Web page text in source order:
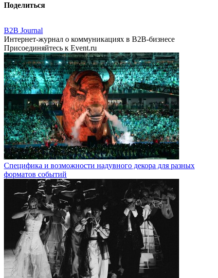
Поделиться
B2B Journal
Интернет-журнал о коммуникациях в B2B-бизнесе
Присоединяйтесь к Event.ru
Специфика и возможности надувного декора для разных
форматов событий